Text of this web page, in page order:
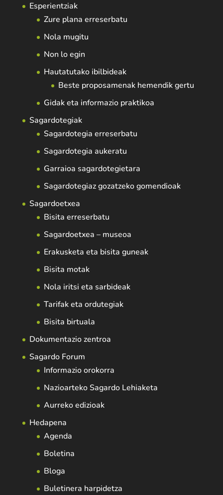
Esperientziak
Zure plana erreserbatu
Nola mugitu
Non lo egin
Hautatutako ibilbideak
Beste proposamenak hemendik gertu
Gidak eta informazio praktikoa
Sagardotegiak
Sagardotegia erreserbatu
Sagardotegia aukeratu
Garraioa sagardotegietara
Sagardotegiaz gozatzeko gomendioak
Sagardoetxea
Bisita erreserbatu
Sagardoetxea – museoa
Erakusketa eta bisita guneak
Bisita motak
Nola iritsi eta sarbideak
Tarifak eta ordutegiak
Bisita birtuala
Dokumentazio zentroa
Sagardo Forum
Informazio orokorra
Nazioarteko Sagardo Lehiaketa
Aurreko edizioak
Hedapena
Agenda
Boletina
Bloga
Buletinera harpidetza